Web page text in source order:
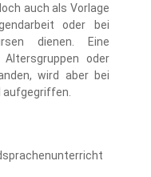
auch als Vorlage
oder bei
dienen. Eine
oder
wird aber bei
aufgegriffen.